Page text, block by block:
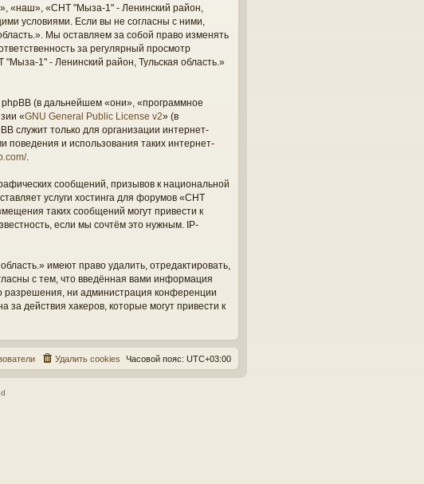
«наш», «СНТ "Мыза-1" - Ленинский район,
условиями. Если вы не согласны с ними,
Мы оставляем за собой право изменять
за регулярный просмотр
1" - Ленинский район, Тульская область.»
(в дальнейшем «они», «программное
«GNU General Public License v2» (в
служит только для организации интернет-
поведения и использования таких интернет-
.
сообщений, призывов к национальной
услуги хостинга для форумов «СНТ
таких сообщений могут привести к
если мы сочтём это нужным. IP-
имеют право удалить, отредактировать,
с тем, что введённая вами информация
разрешения, ни администрация конференции
действия хакеров, которые могут привести к
Часовой пояс: UTC+03:00
Удалить cookies